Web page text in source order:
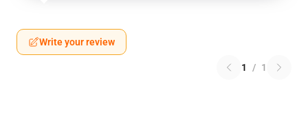
Write your review
1 / 1